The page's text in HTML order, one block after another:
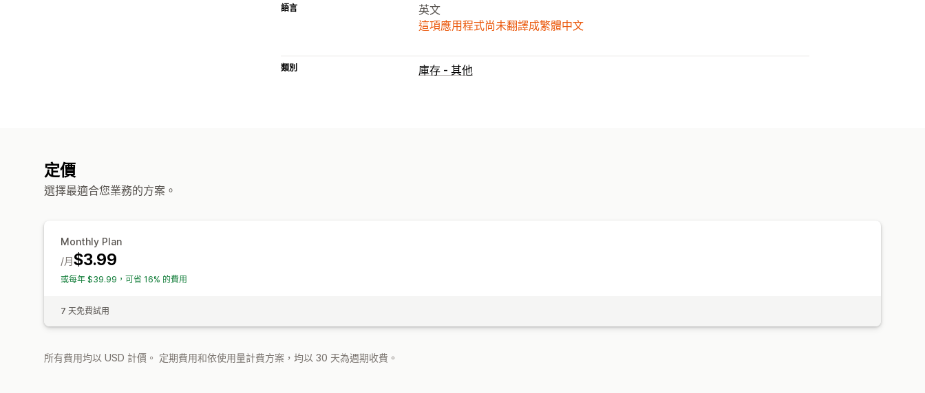
語言
英文
這項應用程式尚未翻譯成繁體中文
類別 庫存 - 其他
定價
選擇最適合您業務的方案。
Monthly Plan
$3.99
/月
或每年 $39.99，可省 16% 的費用
7 天免費試用
所有費用均以 USD 計價。 定期費用和依使用量計費方案，均以 30 天為週期收費。